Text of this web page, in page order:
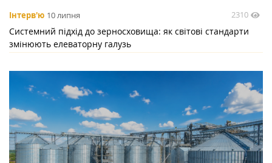
Інтерв'ю 10 липня 2310
Системний підхід до зерносховища: як світові стандарти
змінюють елеваторну галузь